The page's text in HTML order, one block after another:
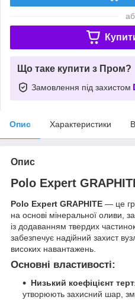
Що таке купити з Пром?
Замовлення під захистом
Опис Характеристики
Опис
Polo Expert
Polo Expert GRAPHITE — це
на основі мінеральної оливи,
із додаванням твердих
забезпечує надійний захист
високих навантажень.
Основні властивості:
Низький коефіцієнт
утворюють захисний шар,